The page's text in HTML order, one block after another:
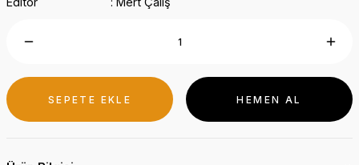
SEPETE EKLE HEMEN AL